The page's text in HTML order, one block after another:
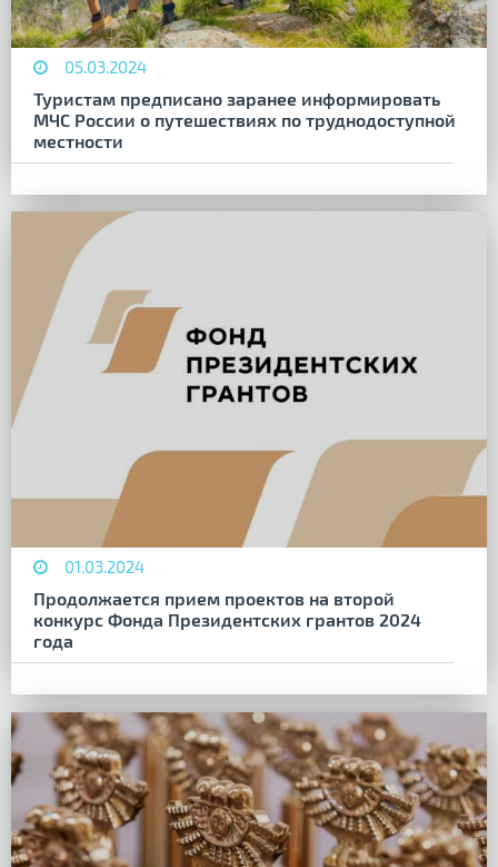
05.03.2024
Туристам предписано заранее информировать
МЧС России о путешествиях по труднодоступной
местности
01.03.2024
Продолжается прием проектов на второй
конкурс Фонда Президентских грантов 2024
года